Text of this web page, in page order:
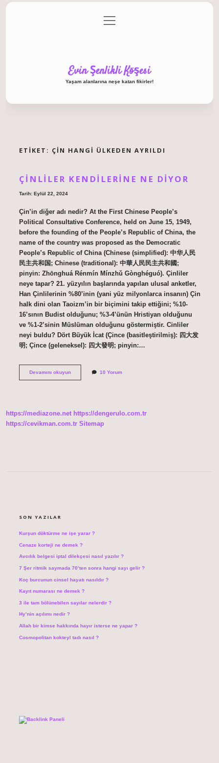
Gizlilik Politikası
menüyü
aç
Evin Şenlikli Köşesi
Yaşam alanlarına neşe katan fikirler!
ETIKET: ÇIN HANGI ÜLKEDEN AYRILDI
ÇINLILER KENDILERINE NE DIYOR
Tarih: Eylül 22, 2024
Çin’in diğer adı nedir? At the First Chinese People’s
Political Consultative Conference, held on June 15, 1949,
before the founding of the People’s Republic of China, the
name of the country was proposed as the Democratic
People’s Republic of China (Chinese (simplified): 中华人民
民主共和国; Chinese (traditional): 中華人民民主共和國;
pinyin: Zhōnghuá Rénmín Mínzhǔ Gònghéguó). Çinliler
neye tapar? 21. yüzyılın başlarında yapılan ulusal anketler,
Han Çinlilerinin %80’inin (yani yüz milyonlarca insanın) Çin
halk dini olan Taoizm’in bir biçimini takip ettiğini; %10-
16’sının Budist olduğunu; %3-4’ünün Hristiyan olduğunu
ve %1-2’sinin Müslüman olduğunu göstermiştir. Cinliler
neyi buldu? Dört Büyük İcat (Çince (basitleştirilmiş): 四大发
明; Çince (geleneksel): 四大發明; pinyin:…
Devamını okuyunÇinliler
10 Yorum
https://mediazone.net https://dengerulo.com.tr
https://cevikman.com.tr Sitemap
SON YAZILAR
Kurşun döktürme ne işe yarar ?
Cenaze korteji ne demek ?
Avcılık belgesi iptal dilekçesi nasıl yazılır ?
7 Şer ritmik saymada 70’ten sonra hangi sayı gelir ?
Koç burcunun cinsel hayatı nasıldır ?
Kayıt numarası ne demek ?
3 ile tam bölünebilen sayılar nelerdir ?
Hy’nin açılımı nedir ?
Allah bir kimse hakkında hayır isterse ne yapar ?
Cosmopolitan kokteyl tadı nasıl ?